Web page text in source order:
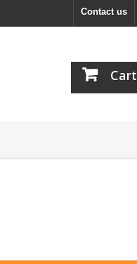
Contact us
Cart